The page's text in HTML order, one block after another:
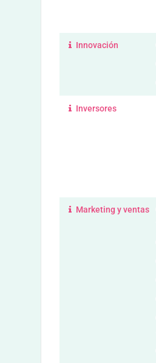
Innovación
Inversores
Marketing y ventas